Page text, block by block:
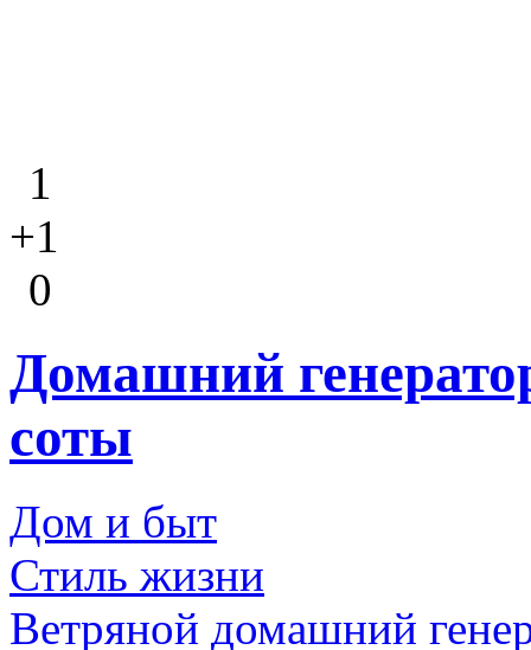
1
+1
0
Домашний
соты
Дом и быт
Стиль жизни
Ветряной домашний